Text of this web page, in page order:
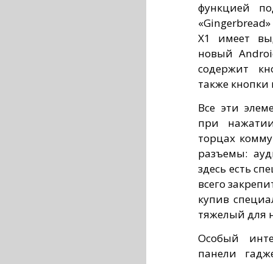
функцией
X1 имеет
новый
содержит
также
Все эти
при
торцах
разъемы:
здесь есть
всего
купив
тяжелый для
Особый
панели